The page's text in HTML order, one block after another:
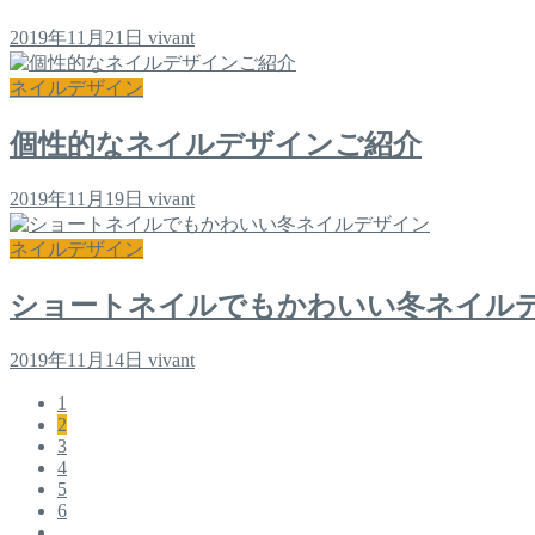
2019年11月21日 vivant
ネイルデザイン
個性的なネイルデザインご紹介
2019年11月19日 vivant
ネイルデザイン
ショートネイルでもかわいい冬ネイル
2019年11月14日 vivant
1
2
3
4
5
6